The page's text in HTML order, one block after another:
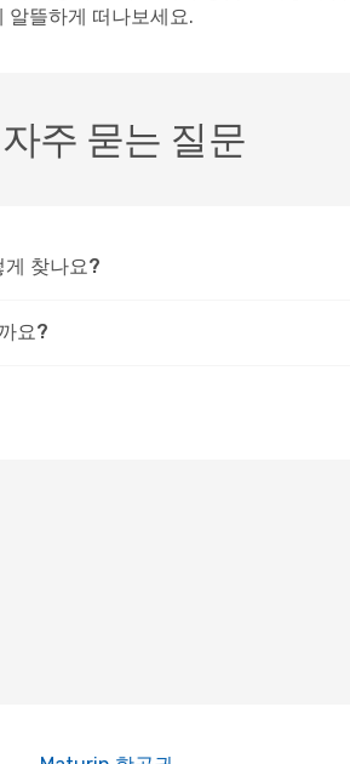
알뜰하게 떠나보세요.
주 묻는 질문
찾나요?
요?